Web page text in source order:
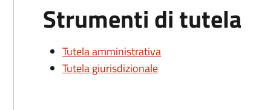
Strumenti di tutela
Tutela amministrativa
Tutela giurisdizionale